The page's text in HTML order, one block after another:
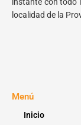
localidad de la
Menú
Inicio